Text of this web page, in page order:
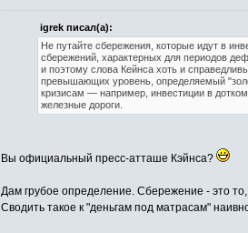
igrek писал(а):
Не путайте сбережения, которые идут в
сбережений, характерных для периодов
и поэтому слова Кейнса хоть и
превышающих уровень, определяемый
кризисам — например, инвестиции в
железные дороги.
Вы официальный пресс-атташе Кэйнса?
Дам грубое определение. Сбережение - это
Сводить такое к "деньгам под матрасам"